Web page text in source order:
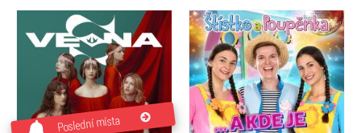
Pardubice
Kunštát, Třešť, Žďár nad
Sázavou, Valeč, Bělá pod
Bezdězem
Poslední místa